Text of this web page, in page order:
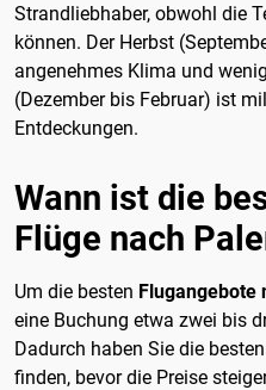
Strandliebhaber, obwohl die
können. Der Herbst
angenehmes Klima und
(Dezember bis Februar) ist
Entdeckungen.
Wann ist die
Flüge nach
Um die besten Flugangebote
eine Buchung etwa zwei bis
Dadurch haben Sie die
finden, bevor die Preise